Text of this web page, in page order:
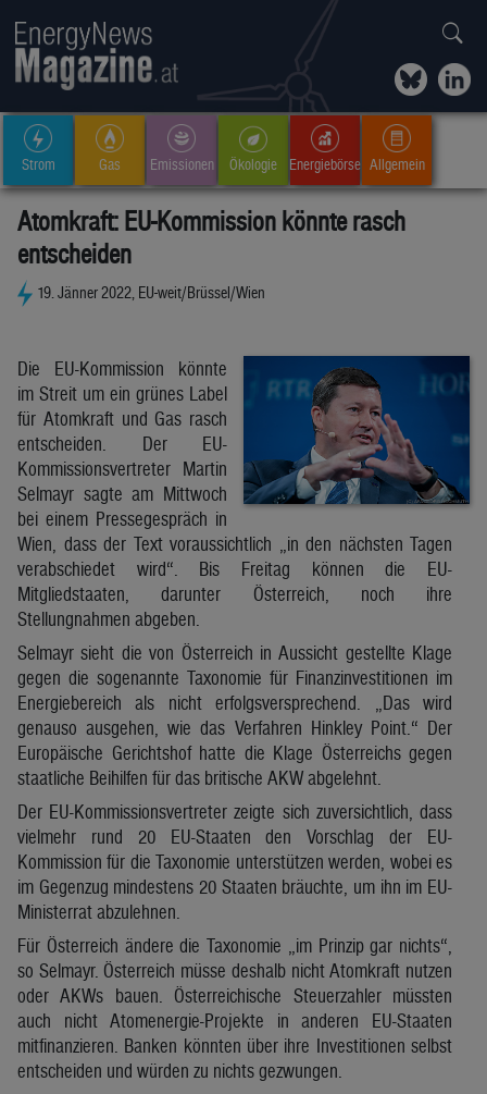
Strom Gas Emissionen Ökologie Energiebörse Allgemein
Atomkraft: EU-Kommission könnte rasch
entscheiden
19. Jänner 2022, EU-weit/Brüssel/Wien
Die EU-Kommission könnte
im Streit um ein grünes Label
für Atomkraft und Gas rasch
entscheiden. Der EU-
Kommissionsvertreter Martin
Selmayr sagte am Mittwoch
bei einem Pressegespräch in
Wien, dass der Text voraussichtlich „in den nächsten Tagen
verabschiedet wird“. Bis Freitag können die EU-
Mitgliedstaaten, darunter Österreich, noch ihre
Stellungnahmen abgeben.
Selmayr sieht die von Österreich in Aussicht gestellte Klage
gegen die sogenannte Taxonomie für Finanzinvestitionen im
Energiebereich als nicht erfolgsversprechend. „Das wird
genauso ausgehen, wie das Verfahren Hinkley Point.“ Der
Europäische Gerichtshof hatte die Klage Österreichs gegen
staatliche Beihilfen für das britische AKW abgelehnt.
Der EU-Kommissionsvertreter zeigte sich zuversichtlich, dass
vielmehr rund 20 EU-Staaten den Vorschlag der EU-
Kommission für die Taxonomie unterstützen werden, wobei es
im Gegenzug mindestens 20 Staaten bräuchte, um ihn im EU-
Ministerrat abzulehnen.
Für Österreich ändere die Taxonomie „im Prinzip gar nichts“,
so Selmayr. Österreich müsse deshalb nicht Atomkraft nutzen
oder AKWs bauen. Österreichische Steuerzahler müssten
auch nicht Atomenergie-Projekte in anderen EU-Staaten
mitfinanzieren. Banken könnten über ihre Investitionen selbst
entscheiden und würden zu nichts gezwungen.